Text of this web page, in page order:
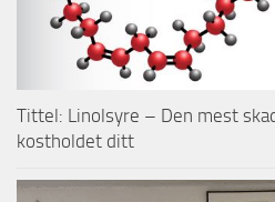
Tittel: Linolsyre – Den mest
kostholdet ditt